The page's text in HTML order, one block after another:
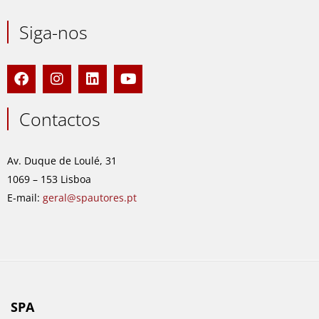
Siga-nos
F
a
c
e
b
o
k
I
n
s
t
a
r
a
m
L
i
n
k
e
i
n
Y
o
u
Contactos
Av. Duque de Loulé, 31
1069 – 153 Lisboa
E-mail: geral@spautores.pt
SPA